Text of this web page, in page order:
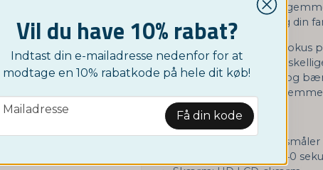
Multitest - de 12 mest almindelige stoffer
59 kr
hukommelsesfunktionen
brugere – perfekt til dig og din
Måleren er designet med
passer komfortabelt til
målinger. Den kompakte og
rejser og daglig brug
Specifikationer:
Type: Digital
Aflæsningstid: Under 40
Vil du have 10% rabat?
Indtast din e-mailadresse nedenfor for at
modtage en 10% rabatkode på hele dit køb!
email
Mailadresse Få din kode